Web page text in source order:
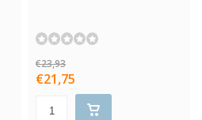
€23,93
€21,75